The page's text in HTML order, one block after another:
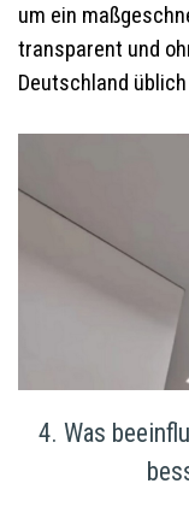
um ein
transparent und
Deutschland
4. Was